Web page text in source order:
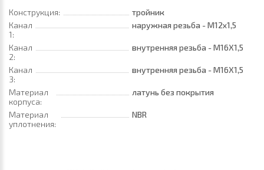
Конструкция:
тройник
Канал
1:
наружная резьба - M12x1,5
Канал
2:
внутренняя резьба - M16X1,5
Канал
3:
внутренняя резьба - M16X1,5
Материал
корпуса:
латунь без покрытия
Материал
уплотнения:
NBR